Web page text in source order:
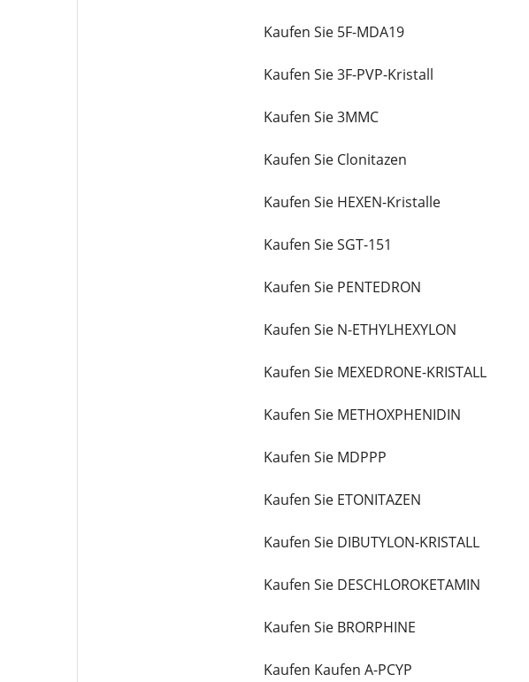
Kaufen Sie 5F-MDA19
Kaufen Sie 3F-PVP-Kristall
Kaufen Sie 3MMC
Kaufen Sie Clonitazen
Kaufen Sie HEXEN-Kristalle
Kaufen Sie SGT-151
Kaufen Sie PENTEDRON
Kaufen Sie N-ETHYLHEXYLON
Kaufen Sie MEXEDRONE-KRISTALL
Kaufen Sie METHOXPHENIDIN
Kaufen Sie MDPPP
Kaufen Sie ETONITAZEN
Kaufen Sie DIBUTYLON-KRISTALL
Kaufen Sie DESCHLOROKETAMIN
Kaufen Sie BRORPHINE
Kaufen Kaufen A-PCYP